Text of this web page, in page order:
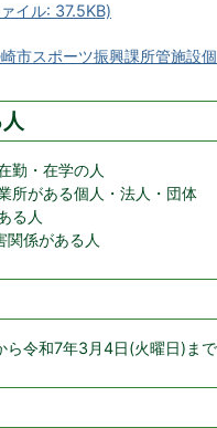
イル: 37.5KB)
市スポーツ振興課所管施設
勤・在学の人
所がある個人・法人・団体
る人
関係がある人
令和7年3月4日(火曜日)ま